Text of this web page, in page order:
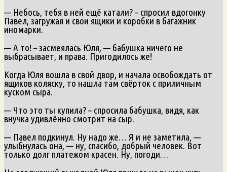
— Небось, тебя в ней ещё катали? – спросил вдогонку
Павел, загружая и свои ящики и коробки в багажник
иномарки.
— А то! – засмеялась Юля, — бабушка ничего не
выбрасывает, и права. Пригодилось же!
Когда Юля вошла в свой двор, и начала освобождать от
ящиков коляску, то нашла там свёрток с приличным
куском сыра.
— Что это ты купила? – спросила бабушка, видя, как
внучка удивлённо смотрит на сыр.
— Павел подкинул. Ну надо же… Я и не заметила, —
улыбнулась она, — ну, спасибо, добрый человек. Вот
только долг платежом красен. Ну, погоди…